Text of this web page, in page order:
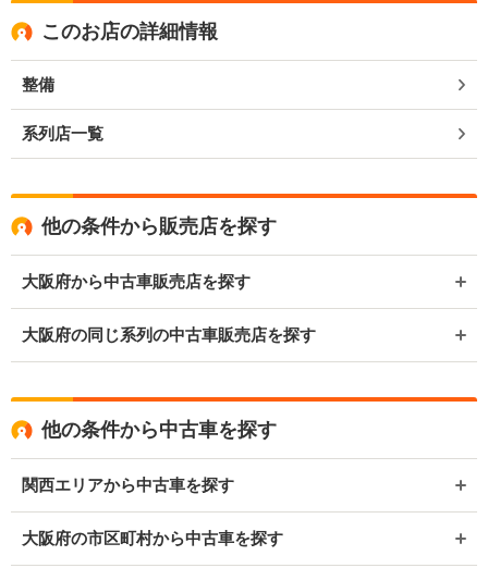
このお店の詳細情報
整備
系列店一覧
他の条件から販売店を探す
大阪府から中古車販売店を探す
大阪府の同じ系列の中古車販売店を探す
他の条件から中古車を探す
関西エリアから中古車を探す
大阪府の市区町村から中古車を探す